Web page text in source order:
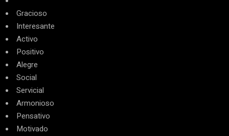
Gracioso
Interesante
Activo
Positivo
Alegre
Social
Servicial
Armonioso
Pensativo
Motivado